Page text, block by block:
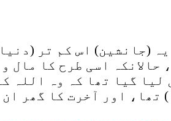
(جانشین) اس کم تر
اسی طرح کا مال
گیا تھا کہ وہ اللہ
تھا، اور آخرت کا گھر